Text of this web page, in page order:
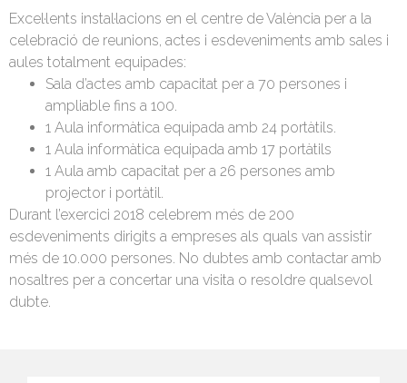
Excel·lents instal·lacions en el centre de València per a la
celebració de reunions, actes i esdeveniments amb sales i
aules totalment equipades:
Sala d’actes amb capacitat per a 70 persones i
ampliable fins a 100.
1 Aula informàtica equipada amb 24 portàtils.
1 Aula informàtica equipada amb 17 portàtils
1 Aula amb capacitat per a 26 persones amb
projector i portàtil.
Durant l’exercici 2018 celebrem més de 200
esdeveniments dirigits a empreses als quals van assistir
més de 10.000 persones. No dubtes amb contactar amb
nosaltres per a concertar una visita o resoldre qualsevol
dubte.